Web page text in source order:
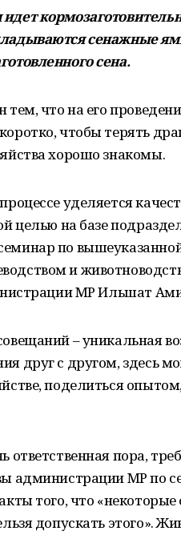
сенажные
сена.
тем, что на его
чтобы терять
хорошо знакомы.
уделяется
целью на базе
по
и
МР Ильшат
– уникальная
друг с другом, здесь
поделиться
ответственная пора,
администрации МР по
того, что
допускать этого».